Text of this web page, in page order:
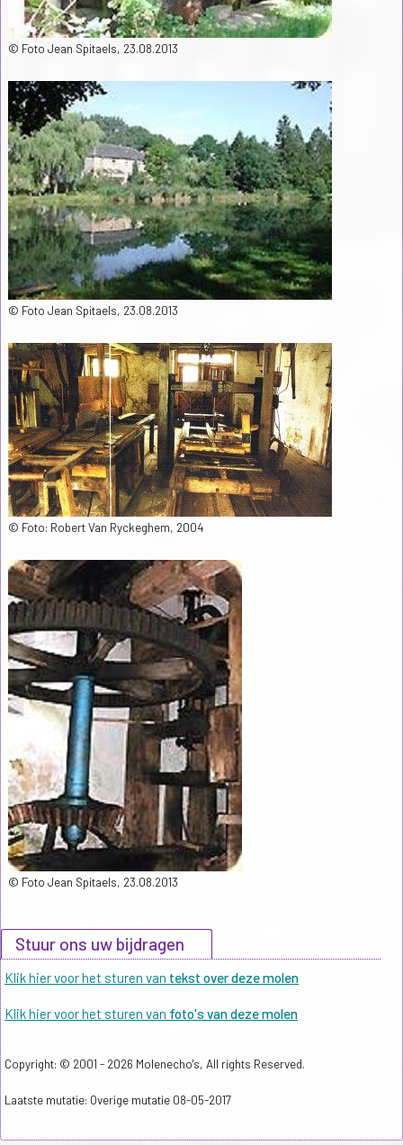
© Foto Jean Spitaels, 23.08.2013
© Foto Jean Spitaels, 23.08.2013
© Foto: Robert Van Ryckeghem, 2004
© Foto Jean Spitaels, 23.08.2013
Stuur ons uw bijdragen
Klik hier voor het sturen van tekst over deze molen
Klik hier voor het sturen van foto's van deze molen
Copyright: © 2001 - 2026 Molenecho's, All rights Reserved.
Laatste mutatie: Overige mutatie 08-05-2017